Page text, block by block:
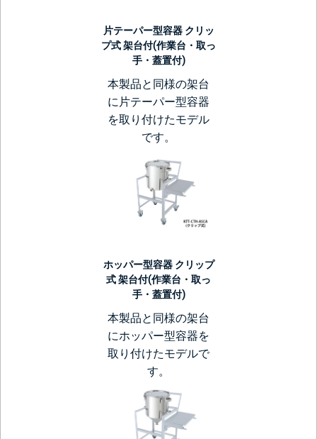
片テーパー型容器 クリッ
プ式 架台付(作業台・取っ
手・蓋置付)
本製品と同様の架台
に片テーパー型容器
を取り付けたモデル
です。
ホッパー型容器 クリップ
式 架台付(作業台・取っ
手・蓋置付)
本製品と同様の架台
にホッパー型容器を
取り付けたモデルで
す。